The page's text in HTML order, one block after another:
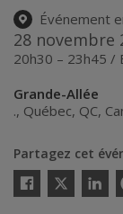
Événement
28 novembre
20h30 – 23h45 /
Grande-Allée
., Québec, QC,
Partagez cet
Twitter